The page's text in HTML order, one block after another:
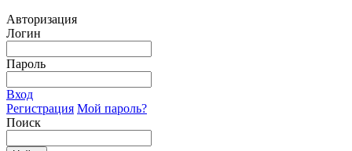
Авторизация
Логин
Пароль
Вход
Регистрация Мой пароль?
Поиск